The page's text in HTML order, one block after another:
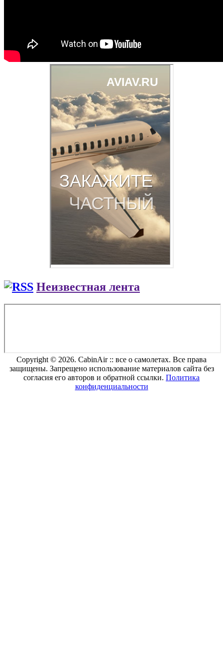
Неизвестная лента
Copyright © 2026. CabinAir :: все о самолетах. Все права
защищены. Запрещено использование материалов сайта без
согласия его авторов и обратной ссылки. Политика
конфиденциальности